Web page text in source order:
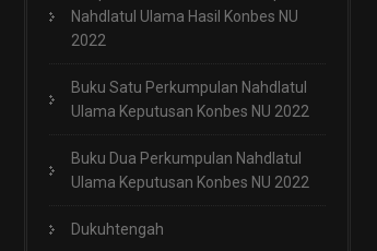
Nahdlatul Ulama Hasil Konbes NU
2022
Buku Satu Perkumpulan Nahdlatul
Ulama Keputusan Konbes NU 2022
Buku Dua Perkumpulan Nahdlatul
Ulama Keputusan Konbes NU 2022
Dukuhtengah